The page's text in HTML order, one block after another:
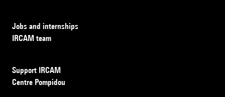
Jobs and internships
IRCAM team
Support IRCAM
Centre Pompidou